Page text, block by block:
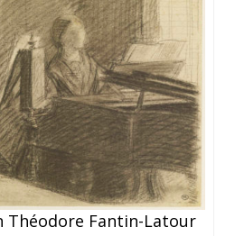
Théodore Fantin-Latour